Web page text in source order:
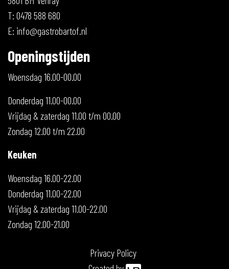
T: 0478 588 680
E: info@gastrobartof.nl
Openingstijden
Woensdag 16.00-00.00
Donderdag 11.00-00.00
Vrijdag & zaterdag 11.00 t/m 00.00
Zondag 12.00 t/m 22.00
Keuken
Woensdag 16.00-22.00
Donderdag 11.00-22.00
Vrijdag & zaterdag 11.00-22.00
Zondag 12.00-21.00
Privacy Policy